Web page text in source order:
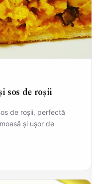
sos de roșii
de roșii, perfectă
și ușor de